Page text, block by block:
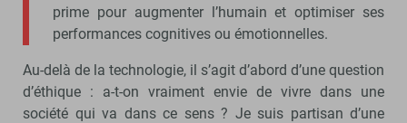
prime pour augmenter l’humain et optimiser ses
performances cognitives ou émotionnelles.
Au-delà de la technologie, il s’agit d’abord d’une question
d’éthique : a-t-on vraiment envie de vivre dans une
société qui va dans ce sens ? Je suis partisan d’une